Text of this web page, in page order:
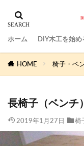
ホーム DIY木工を始め
HOME 椅子・ベ
長椅子（ベンチ
2019年1月27日 椅